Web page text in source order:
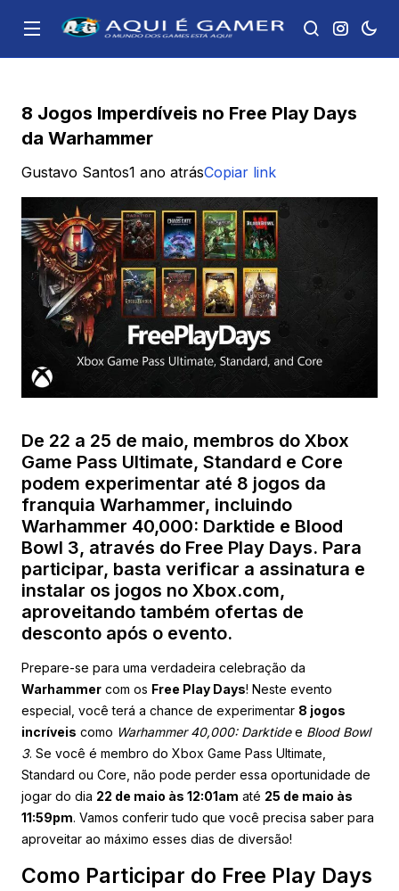
8 Jogos Imperdíveis no Free Play Days
da Warhammer
Gustavo Santos1 ano atrásCopiar link
De 22 a 25 de maio, membros do Xbox
Game Pass Ultimate, Standard e Core
podem experimentar até 8 jogos da
franquia Warhammer, incluindo
Warhammer 40,000: Darktide e Blood
Bowl 3, através do Free Play Days. Para
participar, basta verificar a assinatura e
instalar os jogos no Xbox.com,
aproveitando também ofertas de
desconto após o evento.
Prepare-se para uma verdadeira celebração da
Warhammer com os Free Play Days! Neste evento
especial, você terá a chance de experimentar 8 jogos
incríveis como Warhammer 40,000: Darktidee Blood Bowl
3. Se você é membro do Xbox Game Pass Ultimate,
Standard ou Core, não pode perder essa oportunidade de
jogar do dia 22 de maio às 12:01am até 25 de maio às
11:59pm. Vamos conferir tudo que você precisa saber para
aproveitar ao máximo esses dias de diversão!
Como Participar do Free Play Days